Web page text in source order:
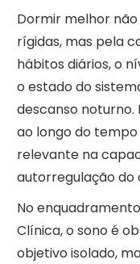
Dormir melhor
rígidas, mas pela
hábitos diários, o
o estado do
descanso noturno.
ao longo do
relevante na
autorregulação do
No
Clínica, o sono é
objetivo isolado,